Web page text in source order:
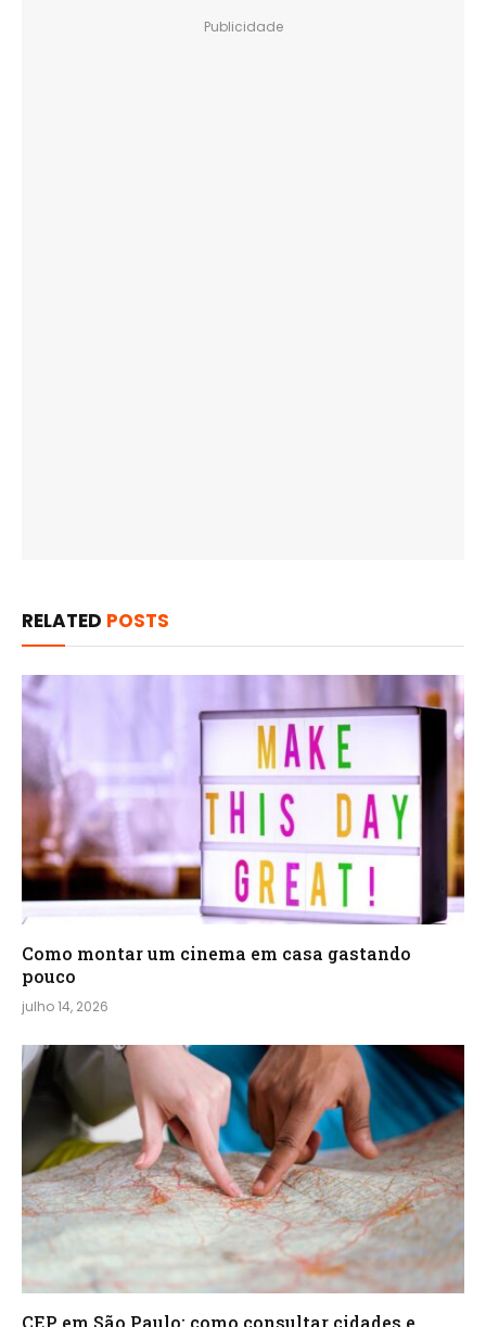
Publicidade
RELATED POSTS
Como montar um cinema em casa gastando
pouco
julho 14, 2026
CEP em São Paulo: como consultar cidades e